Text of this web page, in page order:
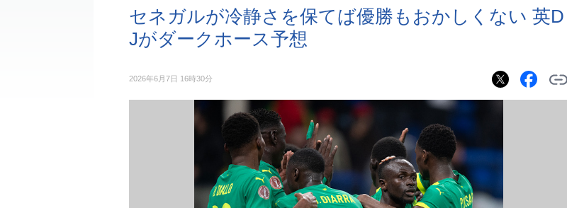
セネガルが冷静さを保てば優勝もおかしくない 英D
Jがダークホース予想
2026年6月7日 16時30分